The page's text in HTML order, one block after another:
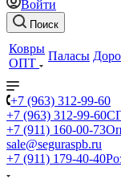
Войти
Поиск
Ковры
ОПТ
Паласы
+7 (963) 312-99-60
+7 (963) 312-99-60
+7 (911) 160-00-73
sale@seguraspb.ru
+7 (911) 179-40-40